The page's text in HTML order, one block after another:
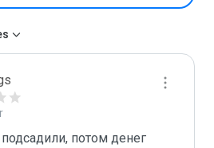
потом денег